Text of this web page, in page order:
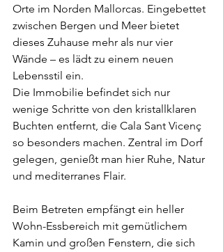
Orte im Norden Mallorcas. Eingebettet
zwischen Bergen und Meer bietet
dieses Zuhause mehr als nur vier
Wände – es lädt zu einem neuen
Lebensstil ein.
Die Immobilie befindet sich nur
wenige Schritte von den kristallklaren
Buchten entfernt, die Cala Sant Vicenç
so besonders machen. Zentral im Dorf
gelegen, genießt man hier Ruhe, Natur
und mediterranes Flair.
Beim Betreten empfängt ein heller
Wohn-Essbereich mit gemütlichem
Kamin und großen Fenstern, die sich